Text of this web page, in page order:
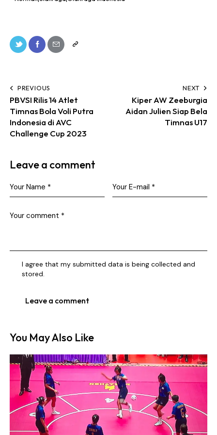
PREVIOUS
PBVSI Rilis 14 Atlet
Timnas Bola Voli Putra
Indonesia di AVC
Challenge Cup 2023
NEXT
Kiper AW Zeeburgia
Aidan Julien Siap Bela
Timnas U17
Leave a comment
I agree that my submitted data is being collected and
stored.
You May Also Like